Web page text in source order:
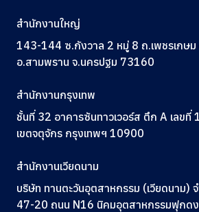
สำนักงานใหญ่
143-144 ซ.กังวาล 2 หมู่ 8 ถ.เพชรเกษ
อ.สามพราน จ.นครปฐม 73160
สำนักงานกรุงเทพ
ชั้นที่ 32 อาคารซันทาวเวอร์ส ตึก A เลขที่
เขตจตุจักร กรุงเทพฯ 10900
สำนักงานเวียดนาม
บริษัท ทานตะวันอุตสาหกรรม (เวียดนาม)
47-20 ถนน N16 นิคมอุตสาหกรรมฟุกด